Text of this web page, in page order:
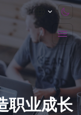
职业成长